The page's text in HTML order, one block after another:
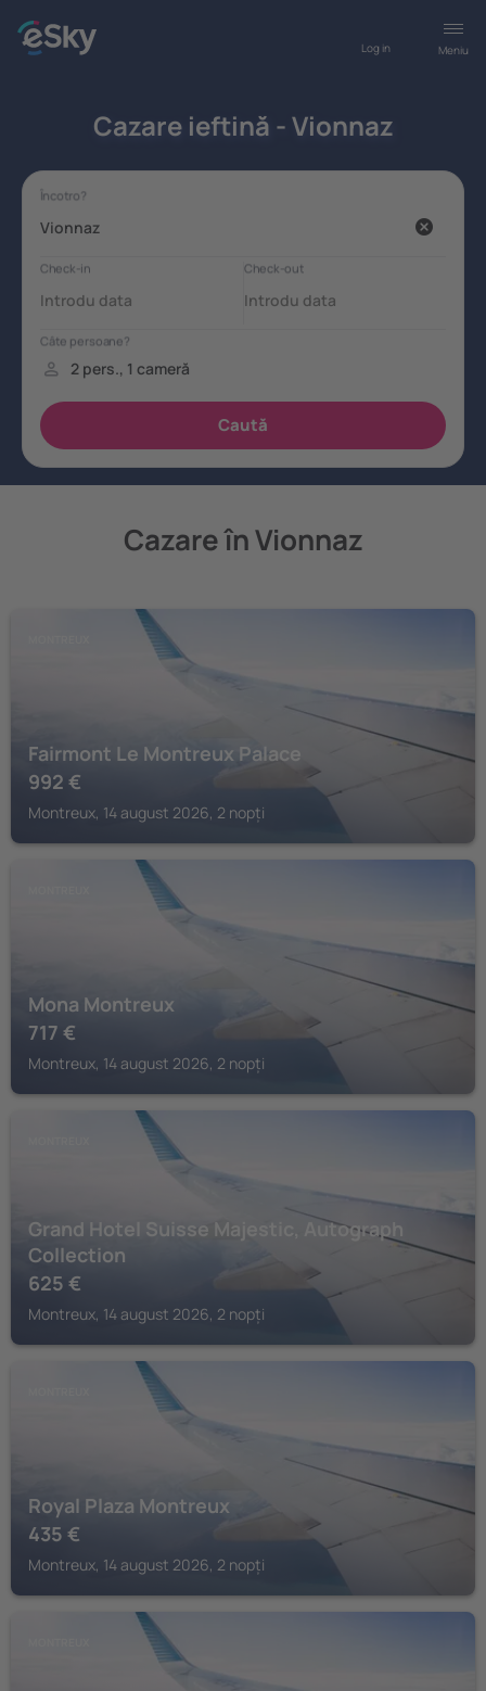
Meniu
Log in
Cazare ieftină - Vionnaz
Cazare în Vionnaz
Fairmont Le Montreux Palace
992 €
Montreux, 14 august 2026, 2 nopți
Mona Montreux
717 €
Montreux, 14 august 2026, 2 nopți
Grand Hotel Suisse Majestic, Autograph
Collection
625 €
Montreux, 14 august 2026, 2 nopți
Royal Plaza Montreux
435 €
Montreux, 14 august 2026, 2 nopți